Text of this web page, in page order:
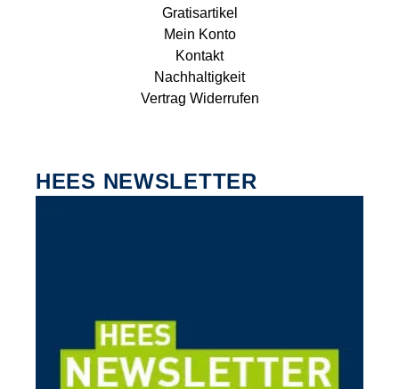
Gratisartikel
Mein Konto
Kontakt
Nachhaltigkeit
Vertrag Widerrufen
HEES NEWSLETTER